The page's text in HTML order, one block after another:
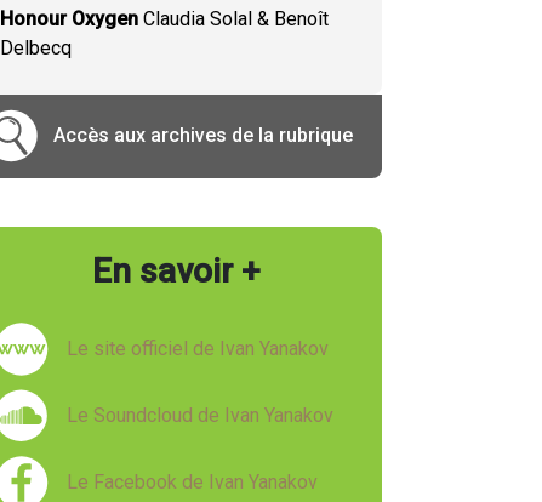
Honour Oxygen Claudia Solal & Benoît
Delbecq
Accès aux archives de la rubrique
En savoir +
Le site officiel de Ivan Yanakov
Le Soundcloud de Ivan Yanakov
Le Facebook de Ivan Yanakov